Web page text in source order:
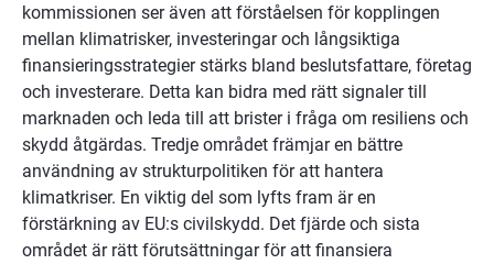
kommissionen ser även att förståelsen för kopplingen
mellan klimatrisker, investeringar och långsiktiga
finansieringsstrategier stärks bland beslutsfattare, företag
och investerare. Detta kan bidra med rätt signaler till
marknaden och leda till att brister i fråga om resiliens och
skydd åtgärdas. Tredje området främjar en bättre
användning av strukturpolitiken för att hantera
klimatkriser. En viktig del som lyfts fram är en
förstärkning av EU:s civilskydd. Det fjärde och sista
området är rätt förutsättningar för att finansiera